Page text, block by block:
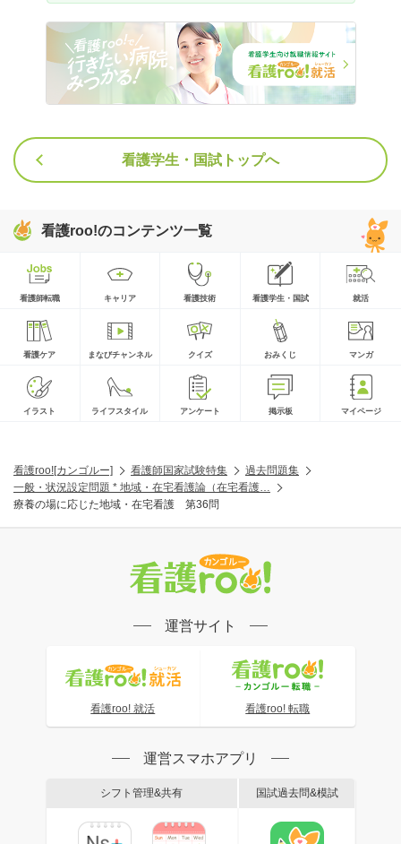
看護学生・国試トップへ
看護roo!のコンテンツ一覧
看護師転職 キャリア 看護技術 看護学生・国試 就活
看護ケア まなびチャンネル クイズ おみくじ マンガ
イラスト ライフスタイル アンケート 掲示板 マイページ
看護roo![カンゴルー] 看護師国家試験特集
過去問題集
一般・状況設定問題 * 地域・在宅看護論（在宅看護…
療養の場に応じた地域・在宅看護 第36問
運営サイト
看護roo! 就活 看護roo! 転職
運営スマホアプリ
シフト管理&共有 国試過去問&模試